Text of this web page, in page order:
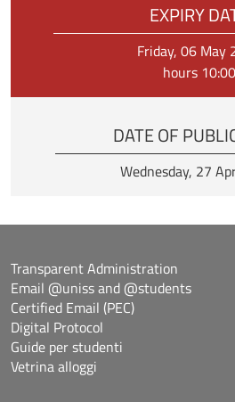
EXPIRY
Friday, 06 May
hours 10:00
DATE OF
Wednesday, 27
Transparent Administration
Email @uniss and @students
Certified Email (PEC)
Digital Protocol
Guide per studenti
Vetrina alloggi